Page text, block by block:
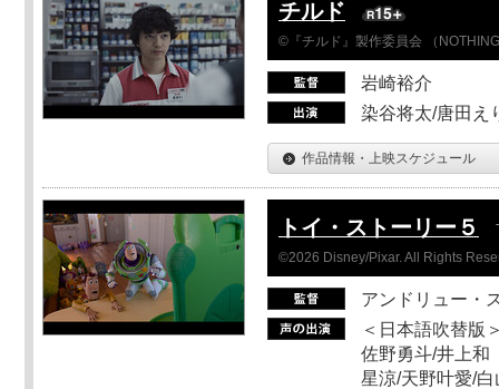
チルド
©『チルド』製作委員会 （
岩崎裕介
染谷将太/唐田え
作品情報・上映スケジュール
トイ・ストーリー５
©2026 Disney/Pixar. All Rights
アンドリュー・
＜日本語吹替版
佐野勇斗/井上和
星涼/天野叶愛/